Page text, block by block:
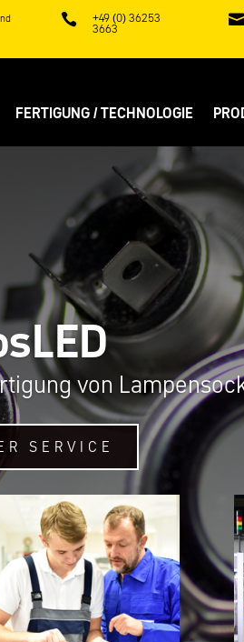
 +49 (0) 36253
3663

FERTIGUNG / TECHNOLOGIE
von
SERVICE